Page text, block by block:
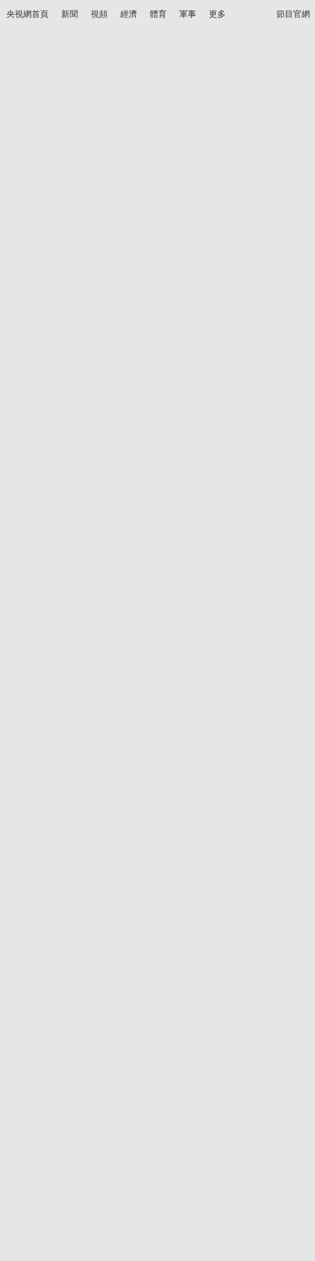
央視網首頁 新聞 視頻 經濟 體育 軍事 更多 節目官網